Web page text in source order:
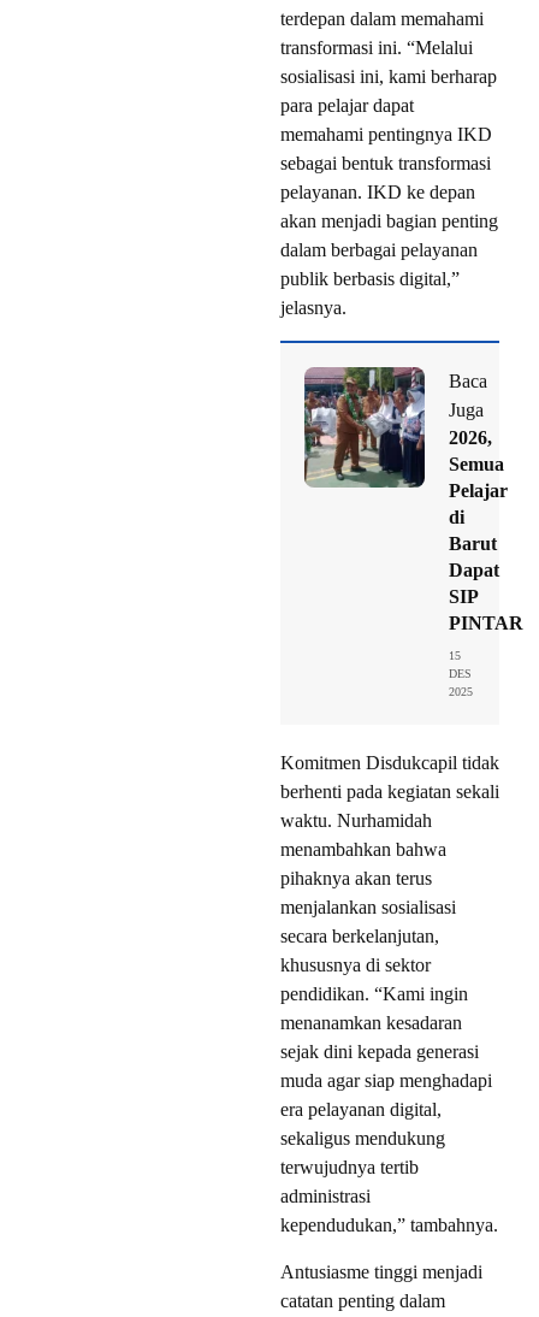
terdepan dalam memahami
transformasi ini. “Melalui
sosialisasi ini, kami berharap
para pelajar dapat
memahami pentingnya IKD
sebagai bentuk transformasi
pelayanan. IKD ke depan
akan menjadi bagian penting
dalam berbagai pelayanan
publik berbasis digital,”
jelasnya.
Baca
Juga
2026,
Semua
Pelajar
di
Barut
Dapat
SIP
PINTAR
15
DES
2025
Komitmen Disdukcapil tidak
berhenti pada kegiatan sekali
waktu. Nurhamidah
menambahkan bahwa
pihaknya akan terus
menjalankan sosialisasi
secara berkelanjutan,
khususnya di sektor
pendidikan. “Kami ingin
menanamkan kesadaran
sejak dini kepada generasi
muda agar siap menghadapi
era pelayanan digital,
sekaligus mendukung
terwujudnya tertib
administrasi
kependudukan,” tambahnya.
Antusiasme tinggi menjadi
catatan penting dalam